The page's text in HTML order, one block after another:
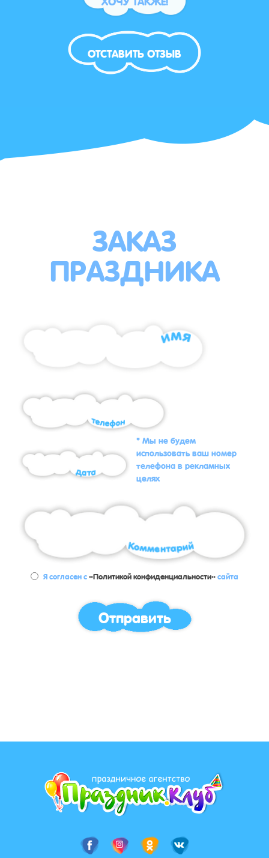
ОТСТАВИТЬ ОТЗЫВ
ЗАКАЗ
ПРАЗДНИКА
* Мы не будем
использовать ваш номер
телефона в рекламных
целях
Я согласен с«Политикой конфиденциальности»сайта
Отправить